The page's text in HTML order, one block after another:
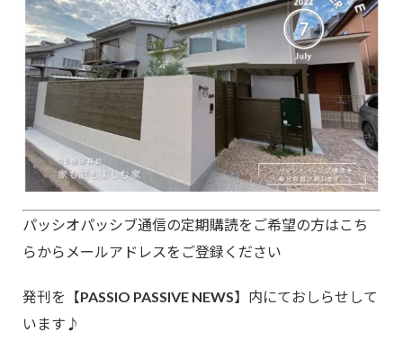
パッシオパッシブ通信の定期購読をご希望の方はこち
らからメールアドレスをご登録ください
発刊を【PASSIO PASSIVE NEWS】内にておしらせして
います♪